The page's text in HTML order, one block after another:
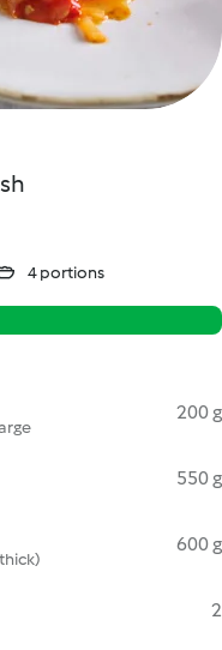
4 portions
200 g
550 g
600 g
2